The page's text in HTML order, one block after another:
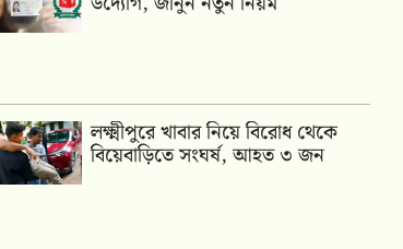
লক্ষ্মীপুরে খাবার নিয়ে বিরোধ থেকে
বিয়েবাড়িতে সংঘর্ষ, আহত ৩ জন